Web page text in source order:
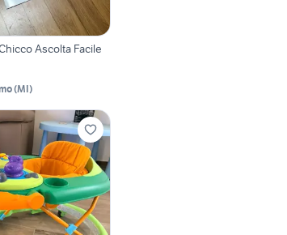
Ascolta Facile
(MI)